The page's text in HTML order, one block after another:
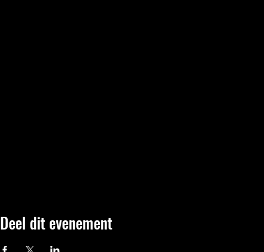
Deel dit evenement